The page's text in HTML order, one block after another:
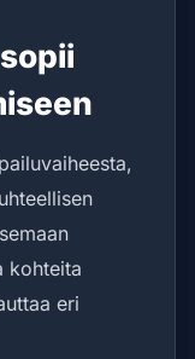
kohteita
eri